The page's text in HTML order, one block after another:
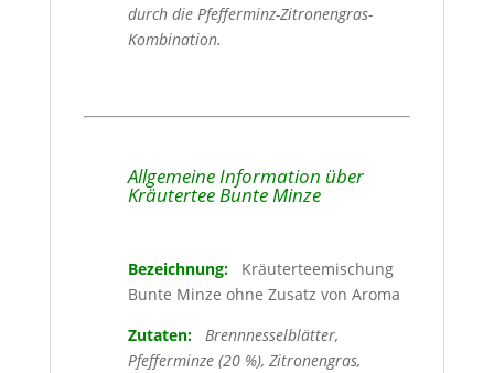
durch die Pfefferminz-Zitronengras-
Kombination.
Allgemeine Information über
Kräutertee Bunte Minze
Bezeichnung:
Kräuterteemischung
Bunte Minze ohne Zusatz von Aroma
Zutaten:
Brennnesselblätter,
Pfefferminze (20 %), Zitronengras,